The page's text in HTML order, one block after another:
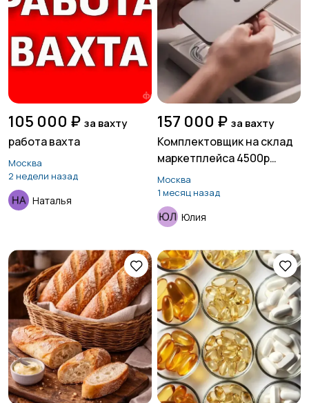
105 000 ₽ за вахту
работа вахта
Москва
2 недели назад
Наталья
157 000 ₽ за вахту
Комплектовщик на склад
маркетплейса 4500р
смена
Москва
1 месяц назад
Юлия